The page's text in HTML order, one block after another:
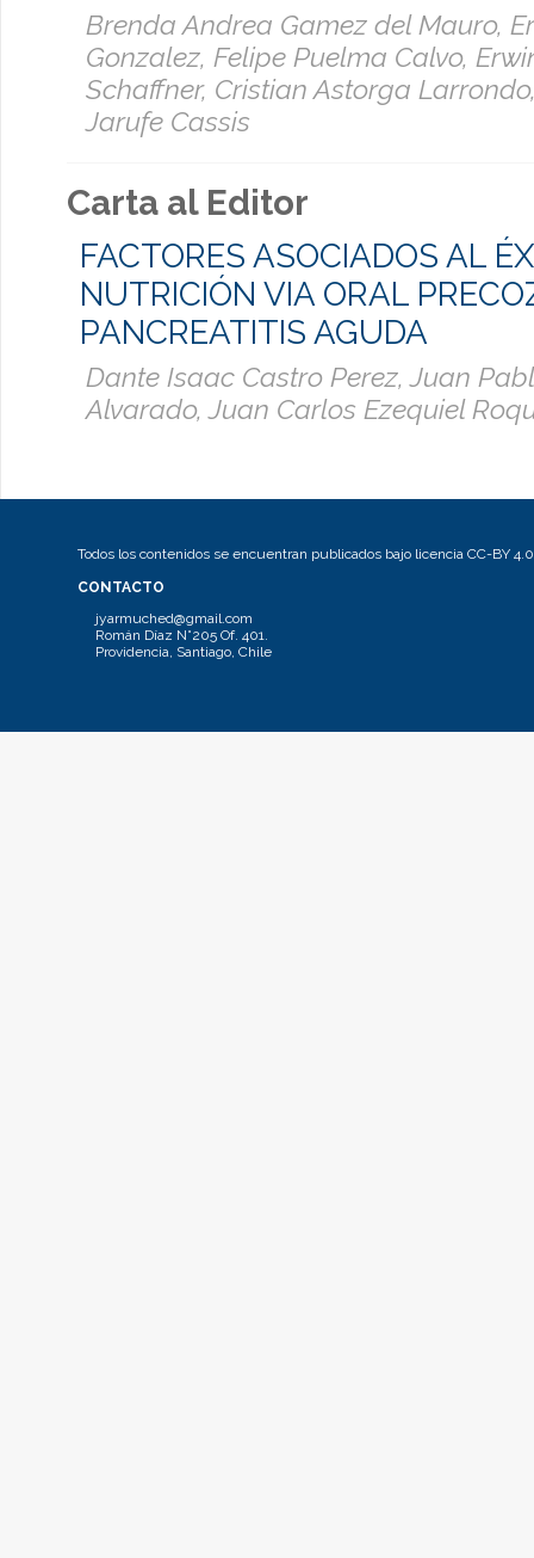
Brenda Andrea Gamez del Mauro,
Gonzalez, Felipe Puelma Calvo,
Schaffner, Cristian Astorga
Jarufe Cassis
Carta al Editor
FACTORES ASOCIADOS AL
NUTRICIÓN VIA ORAL
PANCREATITIS AGUDA
Dante Isaac Castro Perez, Juan
Alvarado, Juan Carlos Ezequiel
Todos los contenidos se encuentran publicados bajo licencia CC-BY 4.0
CONTACTO
jyarmuched@gmail.com
Román Díaz N°205 Of. 401.
Providencia, Santiago, Chile